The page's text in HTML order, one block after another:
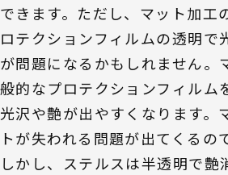
できます。ただし、マット加工
ロテクションフィルムの透明で
が問題になるかもしれません。
般的なプロテクションフィルム
光沢や艶が出やすくなります。
トが失われる問題が出てくるの
しかし、ステルスは半透明で艶